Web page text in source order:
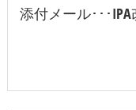
添付メール･･･